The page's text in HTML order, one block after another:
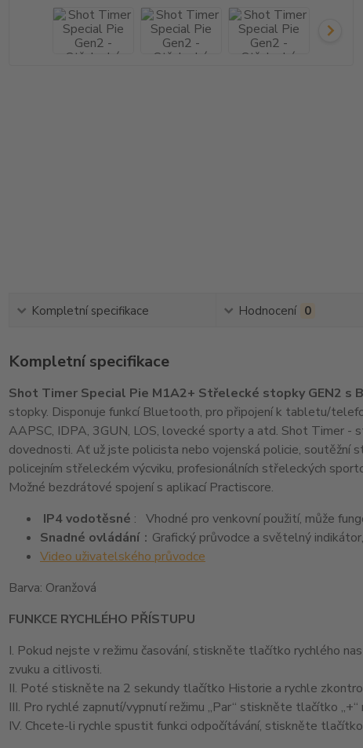
Kompletní specifikace Hodnocení 0
Kompletní specifikace
Shot Timer Special Pie M1A2+ Střelecké stopky GEN2 s
stopky. Disponuje funkcí Bluetooth, pro připojení k tabletu/
AAPSC, IDPA, 3GUN, LOS, lovecké sporty a atd. Shot Timer
dovednosti. Ať už jste policista nebo vojenská policie, soutěžní
policejním střeleckém výcviku, profesionálních střeleckých
Možné bezdrátové spojení s aplikací Practiscore.
IP4 vodotěsné : Vhodné pro venkovní použití, může
Snadné ovládání：Grafický průvodce a světelný
Video uživatelského průvodce
Barva: Oranžová
FUNKCE RYCHLÉHO PŘÍSTUPU
I. Pokud nejste v režimu časování, stiskněte tlačítko rychlého
zvuku a citlivosti.
II. Poté stiskněte na 2 sekundy tlačítko Historie a rychle
III. Pro rychlé zapnutí/vypnutí režimu „Par“ stiskněte tlačítko „+“
IV. Chcete-li rychle spustit funkci odpočítávání, stiskněte